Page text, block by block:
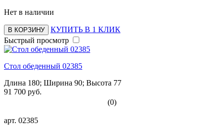
Нет в наличии
В КОРЗИНУ
КУПИТЬ В 1 КЛИК
Быстрый просмотр
Стол обеденный 02385
Длина 180; Ширина 90; Высота 77
91 700 руб.
(0)
арт. 02385